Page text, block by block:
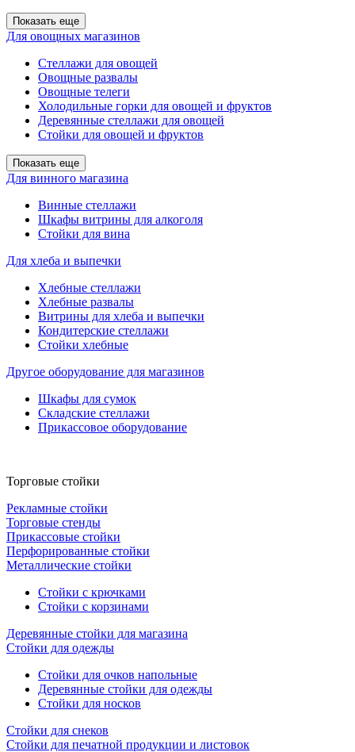
Показать еще
Для овощных магазинов
Стеллажи для овощей
Овощные развалы
Овощные телеги
Холодильные горки для овощей и фруктов
Деревянные стеллажи для овощей
Стойки для овощей и фруктов
Показать еще
Для винного магазина
Винные стеллажи
Шкафы витрины для алкоголя
Стойки для вина
Для хлеба и выпечки
Хлебные стеллажи
Хлебные развалы
Витрины для хлеба и выпечки
Кондитерские стеллажи
Стойки хлебные
Другое оборудование для магазинов
Шкафы для сумок
Складские стеллажи
Прикассовое оборудование
Торговые стойки
Рекламные стойки
Торговые стенды
Прикассовые стойки
Перфорированные стойки
Металлические стойки
Стойки с крючками
Стойки с корзинами
Деревянные стойки для магазина
Стойки для одежды
Стойки для очков напольные
Деревянные стойки для одежды
Стойки для носков
Стойки для снеков
Стойки для печатной продукции и листовок